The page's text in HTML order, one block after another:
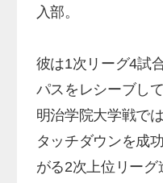
入部。
彼は1次リーグ4試
パスをレシーブし
明治学院大学戦で
タッチダウンを成
がる2次上位リー